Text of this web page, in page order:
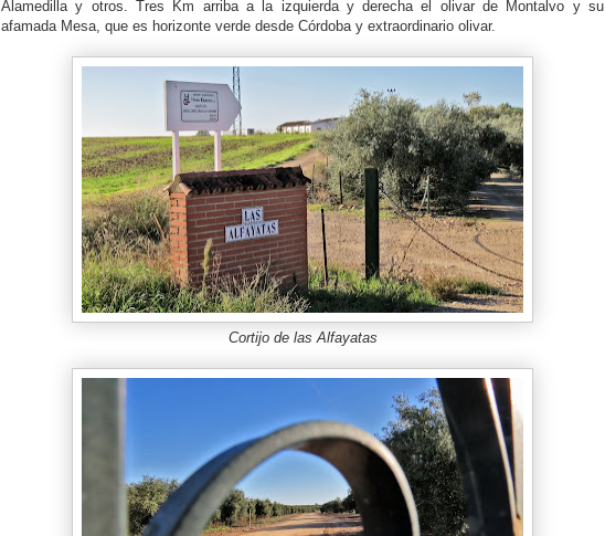
Alamedilla y otros. Tres Km arriba a la izquierda y derecha el olivar de Montalvo y su
afamada Mesa, que es horizonte verde desde Córdoba y extraordinario olivar.
Cortijo de las Alfayatas